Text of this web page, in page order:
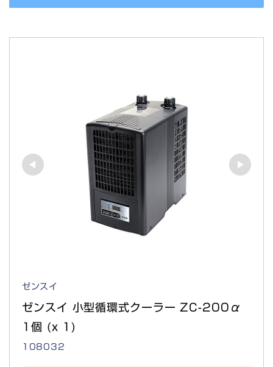
ゼンスイ
ゼンスイ 小型循環式クーラー ZC-200α
1個 (x 1)
108032